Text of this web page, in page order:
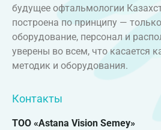
будущее офтальмологии
построена по принципу —
оборудование, персонал и
уверены во всем, что касается
методик и оборудования.
Контакты
ТОО «Astana Vision Semey»